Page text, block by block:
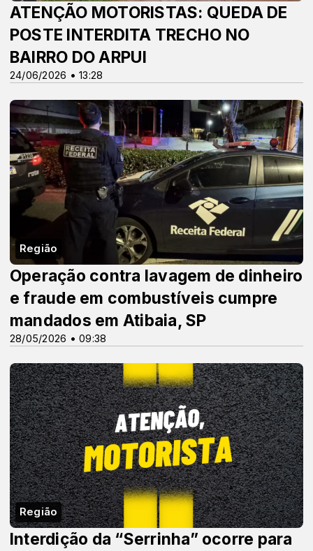
24/06/2026 • 13:28
ATENÇÃO MOTORISTAS: QUEDA DE
POSTE INTERDITA TRECHO NO
BAIRRO DO ARPUI
Região
28/05/2026 • 09:38
Operação contra lavagem de dinheiro
e fraude em combustíveis cumpre
mandados em Atibaia, SP
Região
Interdição da “Serrinha” ocorre para